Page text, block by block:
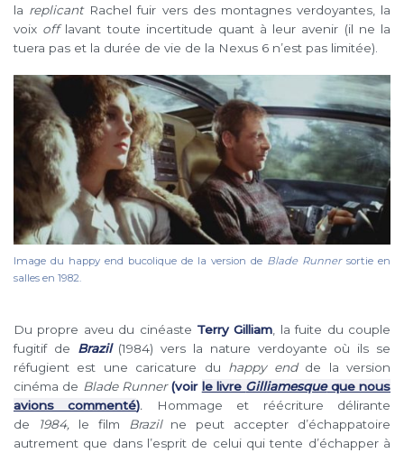
la replicant Rachel fuir vers des montagnes verdoyantes, la
voix off lavant toute incertitude quant à leur avenir (il ne la
tuera pas et la durée de vie de la Nexus 6 n’est pas limitée).
Image du happy end bucolique de la version de Blade Runnersortie en
salles en 1982.
Du propre aveu du cinéaste Terry Gilliam , la fuite du couple
fugitif de Brazil(1984) vers la nature verdoyante où ils se
réfugient est une caricature du happy end de la version
cinéma de Blade Runner(voir le livre Gilliamesqueque nous
avions commenté). Hommage et réécriture délirante
de
1984, le film Brazilne peut accepter d’échappatoire
autrement que dans l’esprit de celui qui tente d’échapper à